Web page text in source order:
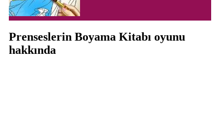
Prenseslerin Boyama Kitabı oyunu
hakkında